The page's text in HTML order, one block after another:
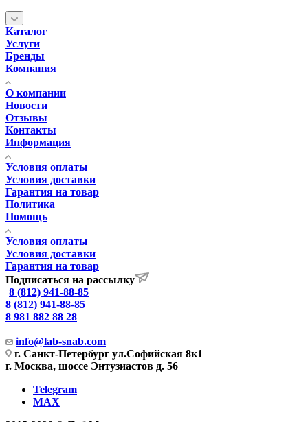
Каталог
Услуги
Бренды
Компания
О компании
Новости
Отзывы
Контакты
Информация
Условия оплаты
Условия доставки
Гарантия на товар
Политика
Помощь
Условия оплаты
Условия доставки
Гарантия на товар
Подписаться на рассылку
8 (812) 941-88-85
8 (812) 941-88-85
8 981 882 88 28
info@lab-snab.com
г. Санкт-Петербург ул.Софийская 8к1
г. Москва, шоссе Энтузиастов д. 56
Telegram
MAX